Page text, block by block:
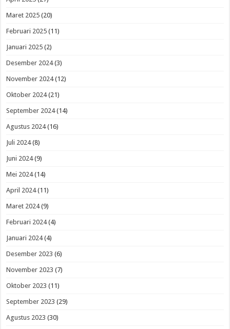
Maret 2025 (20)
Februari 2025 (11)
Januari 2025 (2)
Desember 2024(3)
November 2024(12)
Oktober 2024(21)
September 2024(14)
Agustus 2024(16)
Juli 2024(8)
Juni 2024(9)
Mei 2024(14)
April 2024(11)
Maret 2024(9)
Februari 2024(4)
Januari 2024(4)
Desember 2023 (6)
November 2023 (7)
Oktober 2023 (11)
September 2023 (29)
Agustus 2023 (30)